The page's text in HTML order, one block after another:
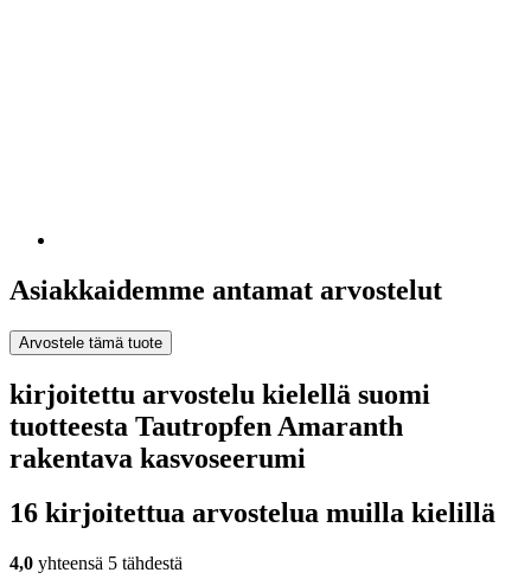
Asiakkaidemme antamat arvostelut
Arvostele tämä tuote
kirjoitettu arvostelu kielellä suomi
tuotteesta Tautropfen Amaranth
rakentava kasvoseerumi
16 kirjoitettua arvostelua muilla kielillä
4,0 yhteensä 5 tähdestä